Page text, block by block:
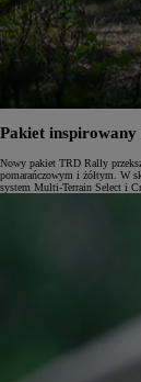
Pakiet
Nowy pakiet TRD Rally
pomarańczowym i żółtym. W
system Multi-Terrain Select i